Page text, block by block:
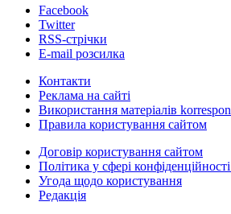
Facebook
Twitter
RSS-стрічки
E-mail розсилка
Контакти
Реклама на сайті
Використання матеріалів
Правила користування сайтом
Договір користування сайтом
Політика у сфері
Угода щодо користування
Редакція